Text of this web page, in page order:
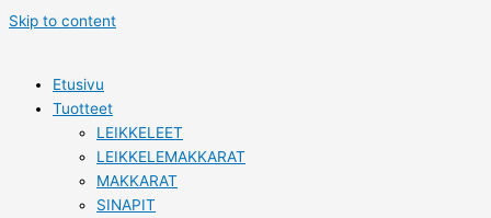
Skip to content
Etusivu
Tuotteet
LEIKKELEET
LEIKKELEMAKKARAT
MAKKARAT
SINAPIT